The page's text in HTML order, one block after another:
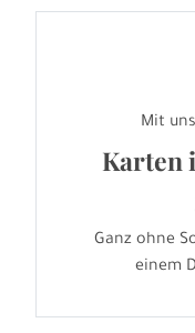
Mit
Karten
Ganz ohne
einem